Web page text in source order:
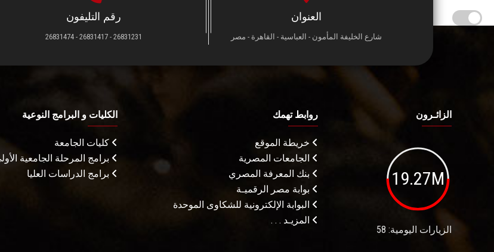
العنوان
شارع الخليفة المأمون - العباسية - القاهرة - مصر
رقم التليفون
26831231 - 26831417 - 26831474
الزائـرون
19.27M
الزيارات اليومية: 58
روابط تهمك
خريطة الموقع
الجامعات المصرية
بنك المعرفة المصري
بوابة مصر الرقميـة
البوابة الإلكترونية للشكاوى الموحدة
المزيـد . . .
الكليات و البرامج النوعية
كليات الجامعة
برامج المرحلة الجامعية
برامج الدراسات العليا